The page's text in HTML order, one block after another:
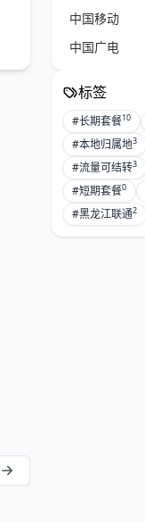
中国移动
中国广电
标签
#长期套餐10
#本地归属地3
#流量可结转3
#短期套餐0
#黑龙江联通2